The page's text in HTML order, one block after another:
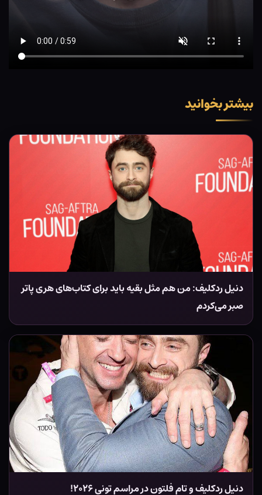
بیشتر بخوانید
دنیل ردکلیف: من هم مثل بقیه باید برای کتاب‌های هری پاتر
صبر می‌کردم
دنیل ردکلیف و تام فلتون در مراسم تونی ۲۰۲۶!